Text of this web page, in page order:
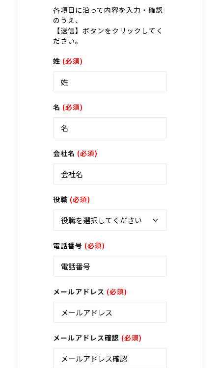
各項目に沿って内容を入力・確認
のうえ、
【送信】ボタンをクリックしてく
ださい。
姓 (必須)
名 (必須)
会社名 (必須)
役職 (必須)
電話番号 (必須)
メールアドレス (必須)
メールアドレス確認 (必須)